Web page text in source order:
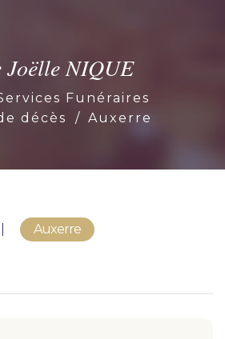
obsèques
Joëlle NIQUE
Funéraires
décès
Auxerre
Auxerre